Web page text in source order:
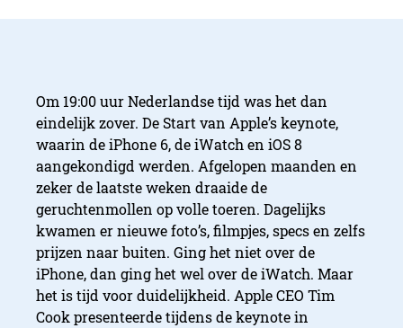
Om 19:00 uur Nederlandse tijd was het dan
eindelijk zover. De Start van Apple’s keynote,
waarin de iPhone 6, de iWatch en iOS 8
aangekondigd werden. Afgelopen maanden en
zeker de laatste weken draaide de
geruchtenmollen op volle toeren. Dagelijks
kwamen er nieuwe foto’s, filmpjes, specs en zelfs
prijzen naar buiten. Ging het niet over de
iPhone, dan ging het wel over de iWatch. Maar
het is tijd voor duidelijkheid. Apple CEO Tim
Cook presenteerde tijdens de keynote in